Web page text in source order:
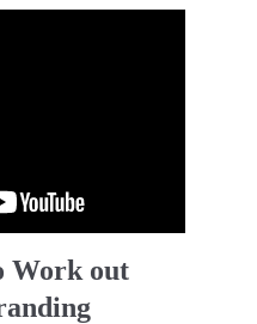
Work out